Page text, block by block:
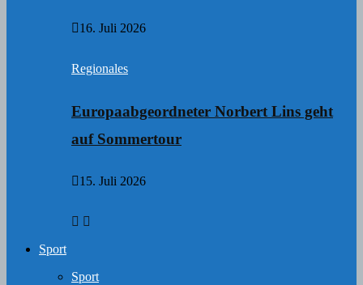
16. Juli 2026
Regionales
Europaabgeordneter Norbert Lins geht
auf Sommertour
15. Juli 2026
Sport
Sport